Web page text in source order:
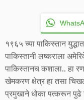
१९६५ च्या पाकिस्तान
पाकिस्तानी लष्कराला
पाकिस्तानच कशाला.. हा
खेमकरण क्षेत्र हा तसा
प्रमुखाने धोका पत्करून पुढे